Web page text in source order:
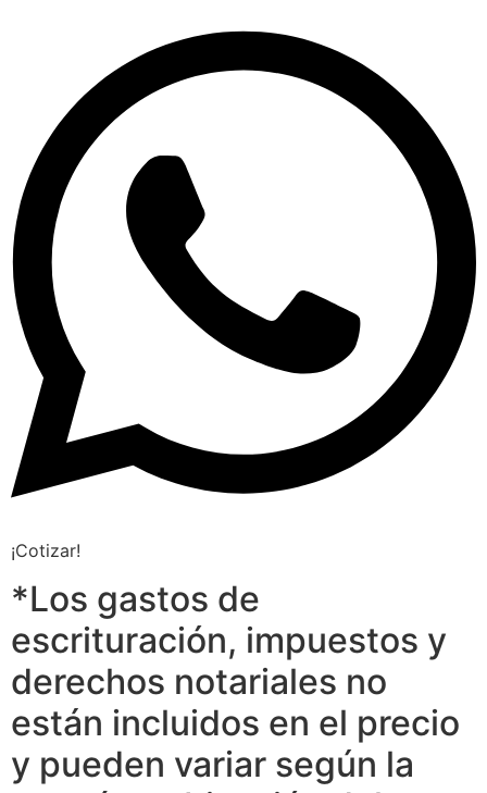
¡Cotizar!
*Los gastos de
escrituración, impuestos y
derechos notariales no
están incluidos en el precio
y pueden variar según la